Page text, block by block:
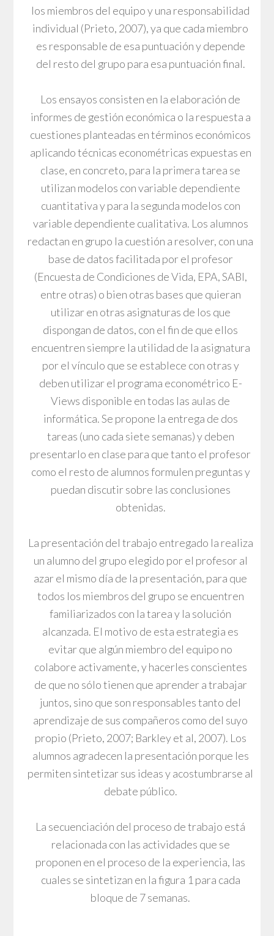
los miembros del equipo y una responsabilidad
individual (Prieto, 2007), ya que cada miembro
es responsable de esa puntuación y depende
del resto del grupo para esa puntuación final.
Los ensayos consisten en la elaboración de
informes de gestión económica o la respuesta a
cuestiones planteadas en términos económicos
aplicando técnicas econométricas expuestas en
clase, en concreto, para la primera tarea se
utilizan modelos con variable dependiente
cuantitativa y para la segunda modelos con
variable dependiente cualitativa. Los alumnos
redactan en grupo la cuestión a resolver, con una
base de datos facilitada por el profesor
(Encuesta de Condiciones de Vida, EPA, SABI,
entre otras) o bien otras bases que quieran
utilizar en otras asignaturas de los que
dispongan de datos, con el fin de que ellos
encuentren siempre la utilidad de la asignatura
por el vínculo que se establece con otras y
deben utilizar el programa econométrico E-
Views disponible en todas las aulas de
informática. Se propone la entrega de dos
tareas (uno cada siete semanas) y deben
presentarlo en clase para que tanto el profesor
como el resto de alumnos formulen preguntas y
puedan discutir sobre las conclusiones
obtenidas.
La presentación del trabajo entregado la realiza
un alumno del grupo elegido por el profesor al
azar el mismo día de la presentación, para que
todos los miembros del grupo se encuentren
familiarizados con la tarea y la solución
alcanzada. El motivo de esta estrategia es
evitar que algún miembro del equipo no
colabore activamente, y hacerles conscientes
de que no sólo tienen que aprender a trabajar
juntos, sino que son responsables tanto del
aprendizaje de sus compañeros como del suyo
propio (Prieto, 2007; Barkley et al, 2007). Los
alumnos agradecen la presentación porque les
permiten sintetizar sus ideas y acostumbrarse al
debate público.
La secuenciación del proceso de trabajo está
relacionada con las actividades que se
proponen en el proceso de la experiencia, las
cuales se sintetizan en la figura 1 para cada
bloque de 7 semanas.